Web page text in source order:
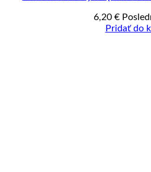
6,20 €
Pridať do